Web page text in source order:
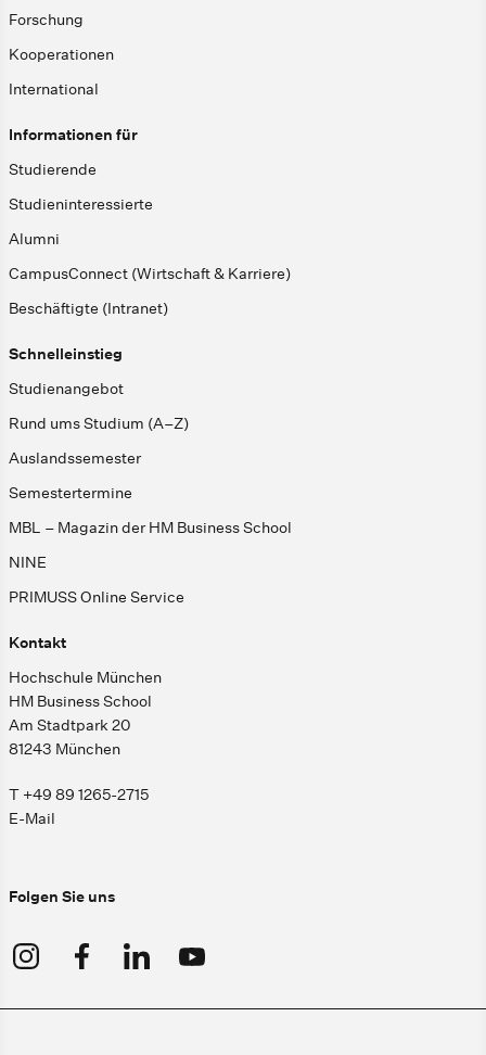
Forschung
Kooperationen
International
Informationen für
Studierende
Studieninteressierte
Alumni
CampusConnect (Wirtschaft & Karriere)
Beschäftigte (Intranet)
Schnelleinstieg
Studienangebot
Rund ums Studium (A–Z)
Auslandssemester
Semestertermine
MBL – Magazin der HM Business School
NINE
PRIMUSS Online Service
Kontakt
Hochschule München
HM Business School
Am Stadtpark 20
81243 München
T +49 89 1265-2715
E-Mail
Folgen Sie uns